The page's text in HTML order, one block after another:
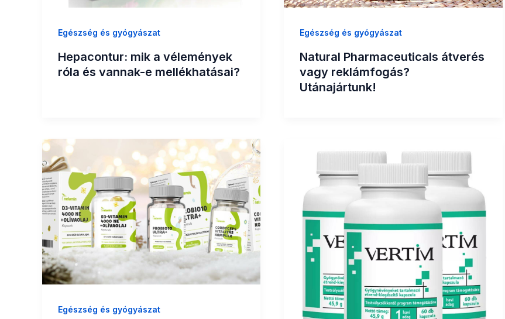
Egészség és gyógyászat
Hepacontur: mik a vélemények
róla és vannak-e mellékhatásai?
Egészség és gyógyászat
Natural Pharmaceuticals átverés
vagy reklámfogás?
Utánajártunk!
Egészség és gyógyászat